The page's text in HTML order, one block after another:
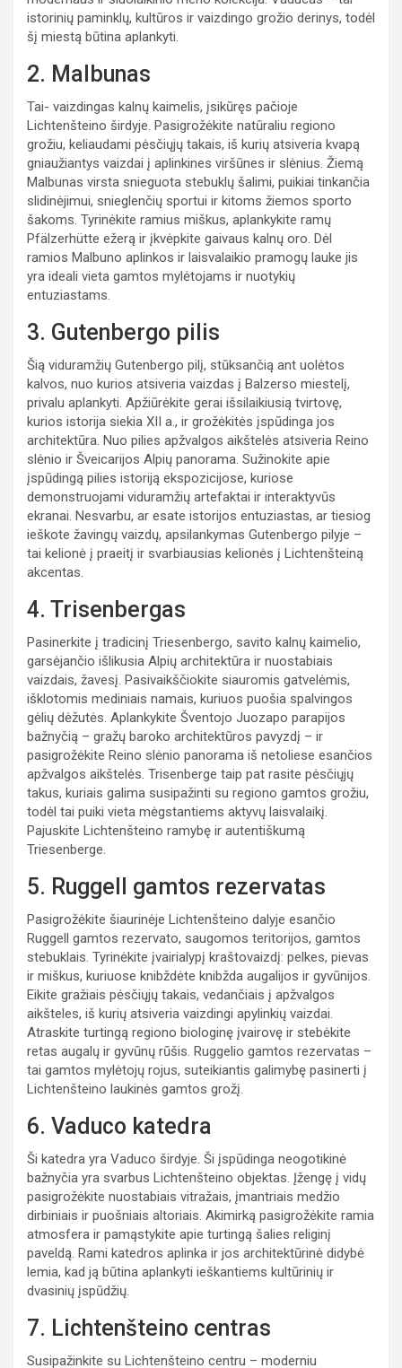
istorinių paminklų, kultūros ir vaizdingo grožio derinys, todėl
šį miestą būtina aplankyti.
2. Malbunas
Tai- vaizdingas kalnų kaimelis, įsikūręs pačioje
Lichtenšteino širdyje. Pasigrožėkite natūraliu regiono
grožiu, keliaudami pėsčiųjų takais, iš kurių atsiveria kvapą
gniaužiantys vaizdai į aplinkines viršūnes ir slėnius. Žiemą
Malbunas virsta snieguota stebuklų šalimi, puikiai tinkančia
slidinėjimui, snieglenčių sportui ir kitoms žiemos sporto
šakoms. Tyrinėkite ramius miškus, aplankykite ramų
Pfälzerhütte ežerą ir įkvėpkite gaivaus kalnų oro. Dėl
ramios Malbuno aplinkos ir laisvalaikio pramogų lauke jis
yra ideali vieta gamtos mylėtojams ir nuotykių
entuziastams.
3. Gutenbergo pilis
Šią viduramžių Gutenbergo pilį, stūksančią ant uolėtos
kalvos, nuo kurios atsiveria vaizdas į Balzerso miestelį,
privalu aplankyti. Apžiūrėkite gerai išsilaikiusią tvirtovę,
kurios istorija siekia XII a., ir grožėkitės įspūdinga jos
architektūra. Nuo pilies apžvalgos aikštelės atsiveria Reino
slėnio ir Šveicarijos Alpių panorama. Sužinokite apie
įspūdingą pilies istoriją ekspozicijose, kuriose
demonstruojami viduramžių artefaktai ir interaktyvūs
ekranai. Nesvarbu, ar esate istorijos entuziastas, ar tiesiog
ieškote žavingų vaizdų, apsilankymas Gutenbergo pilyje –
tai kelionė į praeitį ir svarbiausias kelionės į Lichtenšteiną
akcentas.
4. Trisenbergas
Pasinerkite į tradicinį Triesenbergo, savito kalnų kaimelio,
garsėjančio išlikusia Alpių architektūra ir nuostabiais
vaizdais, žavesį. Pasivaikščiokite siauromis gatvelėmis,
išklotomis mediniais namais, kuriuos puošia spalvingos
gėlių dėžutės. Aplankykite Šventojo Juozapo parapijos
bažnyčią – gražų baroko architektūros pavyzdį – ir
pasigrožėkite Reino slėnio panorama iš netoliese esančios
apžvalgos aikštelės. Trisenberge taip pat rasite pėsčiųjų
takus, kuriais galima susipažinti su regiono gamtos grožiu,
todėl tai puiki vieta mėgstantiems aktyvų laisvalaikį.
Pajuskite Lichtenšteino ramybę ir autentiškumą
Triesenberge.
5. Ruggell gamtos rezervatas
Pasigrožėkite šiaurinėje Lichtenšteino dalyje esančio
Ruggell gamtos rezervato, saugomos teritorijos, gamtos
stebuklais. Tyrinėkite įvairialypį kraštovaizdį: pelkes, pievas
ir miškus, kuriuose knibždėte knibžda augalijos ir gyvūnijos.
Eikite gražiais pėsčiųjų takais, vedančiais į apžvalgos
aikšteles, iš kurių atsiveria vaizdingi apylinkių vaizdai.
Atraskite turtingą regiono biologinę įvairovę ir stebėkite
retas augalų ir gyvūnų rūšis. Ruggelio gamtos rezervatas –
tai gamtos mylėtojų rojus, suteikiantis galimybę pasinerti į
Lichtenšteino laukinės gamtos grožį.
6. Vaduco katedra
Ši katedra yra Vaduco širdyje. Ši įspūdinga neogotikinė
bažnyčia yra svarbus Lichtenšteino objektas. Įžengę į vidų
pasigrožėkite nuostabiais vitražais, įmantriais medžio
dirbiniais ir puošniais altoriais. Akimirką pasigrožėkite ramia
atmosfera ir pamąstykite apie turtingą šalies religinį
paveldą. Rami katedros aplinka ir jos architektūrinė didybė
lemia, kad ją būtina aplankyti ieškantiems kultūrinių ir
dvasinių įspūdžių.
7. Lichtenšteino centras
Susipažinkite su Lichtenšteino centru – moderniu